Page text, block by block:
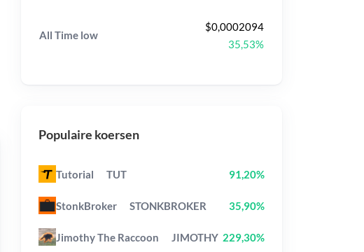
All Time low
$0,0002094
35,53%
Populaire koersen
Tutorial TUT 91,20%
StonkBroker STONKBROKER 35,90%
Jimothy The Raccoon JIMOTHY 229,30%